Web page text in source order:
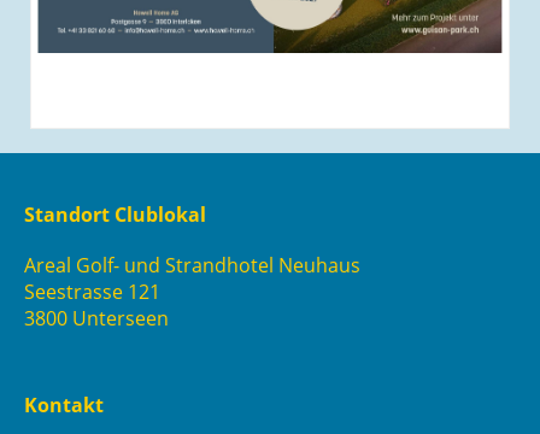
Standort Clublokal
Areal Golf- und Strandhotel Neuhaus
Seestrasse 121
3800 Unterseen
Kontakt